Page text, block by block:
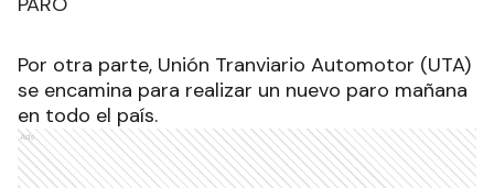
Por otra parte, Unión Tranviario Automotor (UTA)
se encamina para realizar un nuevo paro mañana
en todo el país.
Ads